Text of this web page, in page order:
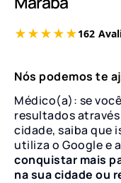
Nós podemos te
Médico(a): se
resultados
cidade, saiba que
utiliza o Google e
conquistar mais
na sua cidade ou